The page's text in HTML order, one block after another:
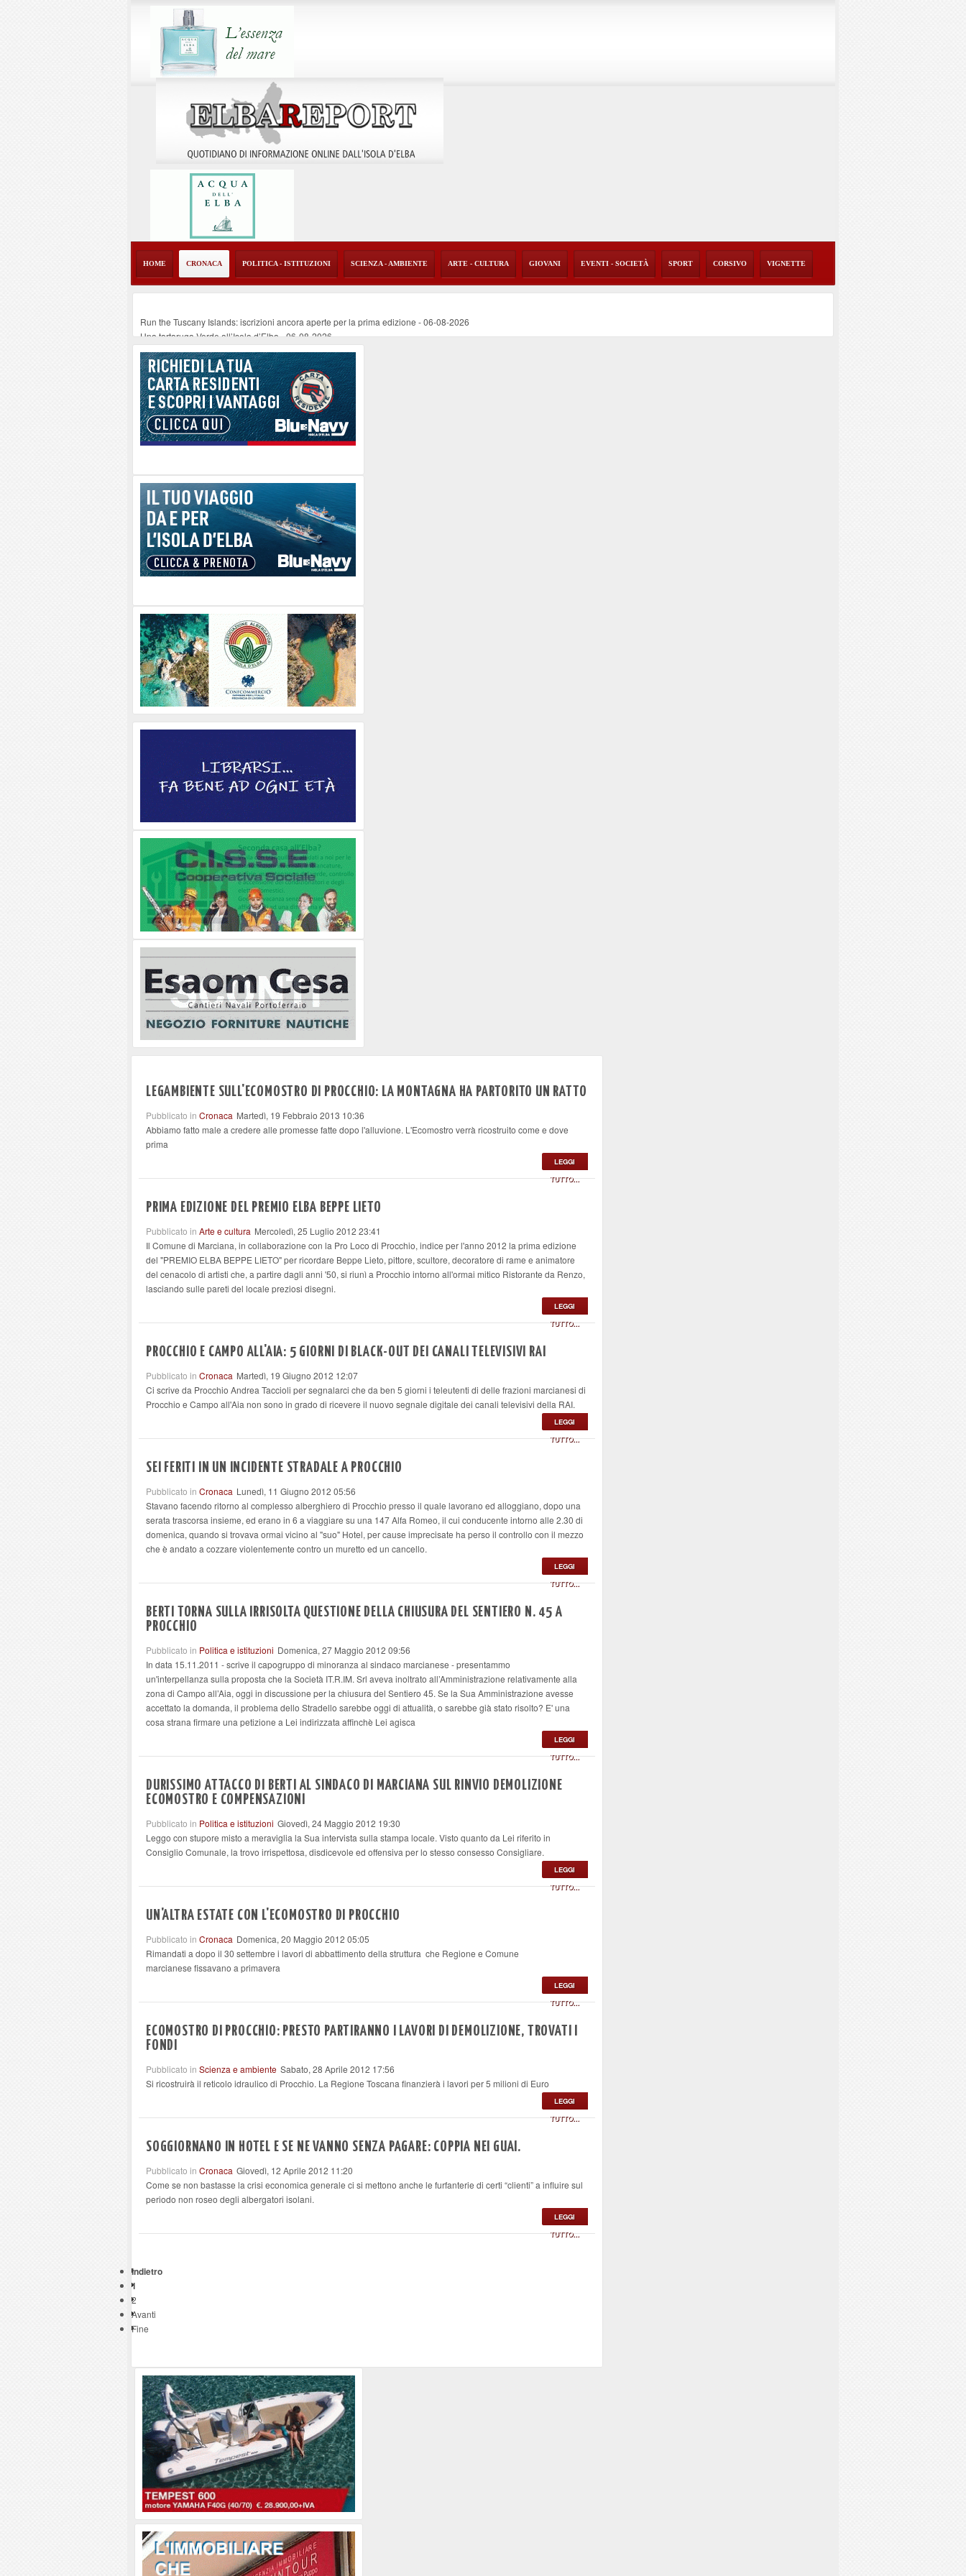
HOME CRONACA POLITICA - ISTITUZIONI SCIENZA - AMBIENTE ARTE - CULTURA GIOVANI EVENTI - SOCIETÀ SPORT CORSIVO VIGNETTE
Run the Tuscany Islands: iscrizioni ancora aperte per la prima edizione -06-08-2026
Una tartaruga Verde all’Isola d’Elba-06-08-2026
Furgone in fiamme a Capoliveri, illeso il conducente-06-08-2026
Campo: chiusura della biblioteca comunale in occasione del Santo Patrono
A Carpani si apre la Festa di Liberazione: il programma della prima serata
LEGAMBIENTE SULL'ECOMOSTRO DI PROCCHIO: LA MONTAGNA HA PARTORITO UN RATTO
Pubblicato in Cronaca Martedì, 19 Febbraio 2013 10:36
Abbiamo fatto male a credere alle promesse fatte dopo l'alluvione. L'Ecomostro verrà ricostruito come e dove
prima
LEGGI
TUTTO...
PRIMA EDIZIONE DEL PREMIO ELBA BEPPE LIETO
Pubblicato in Arte e cultura Mercoledì, 25 Luglio 2012 23:41
Il Comune di Marciana, in collaborazione con la Pro Loco di Procchio, indice per l'anno 2012 la prima edizione
del "PREMIO ELBA BEPPE LIETO" per ricordare Beppe Lieto, pittore, scultore, decoratore di rame e animatore
del cenacolo di artisti che, a partire dagli anni '50, si riunì a Procchio intorno all'ormai mitico Ristorante da Renzo,
lasciando sulle pareti del locale preziosi disegni.
LEGGI
TUTTO...
PROCCHIO E CAMPO ALL'AIA: 5 GIORNI DI BLACK-OUT DEI CANALI TELEVISIVI RAI
Pubblicato in Cronaca Martedì, 19 Giugno 2012 12:07
Ci scrive da Procchio Andrea Taccioli per segnalarci che da ben 5 giorni i teleutenti di delle frazioni marcianesi di
Procchio e Campo all'Aia non sono in grado di ricevere il nuovo segnale digitale dei canali televisivi della RAI.
LEGGI
TUTTO...
SEI FERITI IN UN INCIDENTE STRADALE A PROCCHIO
Pubblicato in Cronaca Lunedì, 11 Giugno 2012 05:56
Stavano facendo ritorno al complesso alberghiero di Procchio presso il quale lavorano ed alloggiano, dopo una
serata trascorsa insieme, ed erano in 6 a viaggiare su una 147 Alfa Romeo, il cui conducente intorno alle 2.30 di
domenica, quando si trovava ormai vicino al "suo" Hotel, per cause imprecisate ha perso il controllo con il mezzo
che è andato a cozzare violentemente contro un muretto ed un cancello.
LEGGI
TUTTO...
BERTI TORNA SULLA IRRISOLTA QUESTIONE DELLA CHIUSURA DEL SENTIERO N. 45 A
PROCCHIO
Pubblicato in Politica e istituzioni Domenica, 27 Maggio 2012 09:56
In data 15.11.2011 - scrive il capogruppo di minoranza al sindaco marcianese - presentammo
un'interpellanza sulla proposta che la Società IT.R.IM. Srl aveva inoltrato all’Amministrazione relativamente alla
zona di Campo all’Aia, oggi in discussione per la chiusura del Sentiero 45. Se la Sua Amministrazione avesse
accettato la domanda, il problema dello Stradello sarebbe oggi di attualità, o sarebbe già stato risolto? E' una
cosa strana firmare una petizione a Lei indirizzata affinchè Lei agisca
LEGGI
TUTTO...
DURISSIMO ATTACCO DI BERTI AL SINDACO DI MARCIANA SUL RINVIO DEMOLIZIONE
ECOMOSTRO E COMPENSAZIONI
Pubblicato in Politica e istituzioni Giovedì, 24 Maggio 2012 19:30
Leggo con stupore misto a meraviglia la Sua intervista sulla stampa locale. Visto quanto da Lei riferito in
Consiglio Comunale, la trovo irrispettosa, disdicevole ed offensiva per lo stesso consesso Consigliare.
LEGGI
TUTTO...
UN'ALTRA ESTATE CON L'ECOMOSTRO DI PROCCHIO
Pubblicato in Cronaca Domenica, 20 Maggio 2012 05:05
Rimandati a dopo il 30 settembre i lavori di abbattimento della struttura che Regione e Comune
marcianese fissavano a primavera
LEGGI
TUTTO...
ECOMOSTRO DI PROCCHIO: PRESTO PARTIRANNO I LAVORI DI DEMOLIZIONE, TROVATI I
FONDI
Pubblicato in Scienza e ambiente Sabato, 28 Aprile 2012 17:56
Si ricostruirà il reticolo idraulico di Procchio. La Regione Toscana finanzierà i lavori per 5 milioni di Euro
LEGGI
TUTTO...
SOGGIORNANO IN HOTEL E SE NE VANNO SENZA PAGARE: COPPIA NEI GUAI.
Pubblicato in Cronaca Giovedì, 12 Aprile 2012 11:20
Come se non bastasse la crisi economica generale ci si mettono anche le furfanterie di certi “clienti” a influire sul
periodo non roseo degli albergatori isolani.
LEGGI
TUTTO...
Indietro
1
2
Avanti
Fine